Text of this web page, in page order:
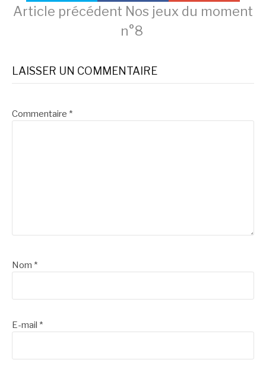
Lire
la
suite
Article précédent Nos jeux du moment
n°8
LAISSER UN COMMENTAIRE
Commentaire *
Nom *
E-mail *